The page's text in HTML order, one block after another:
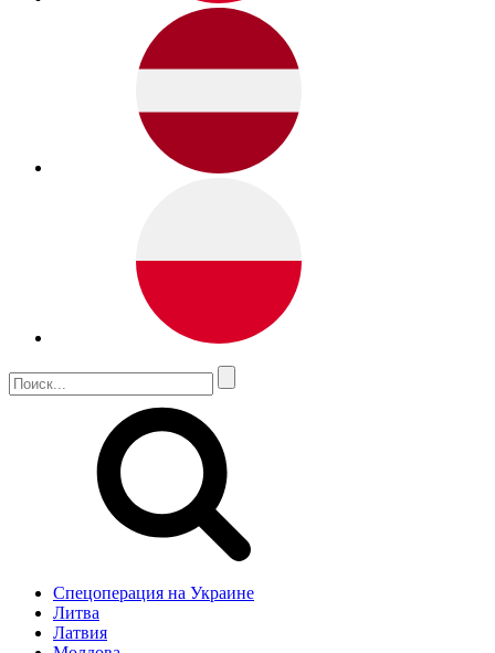
Спецоперация на Украине
Литва
Латвия